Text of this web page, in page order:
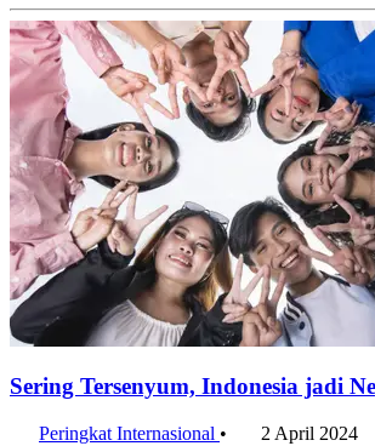
Sering Tersenyum, Indonesia jadi
Peringkat Internasional • 2 April 2024